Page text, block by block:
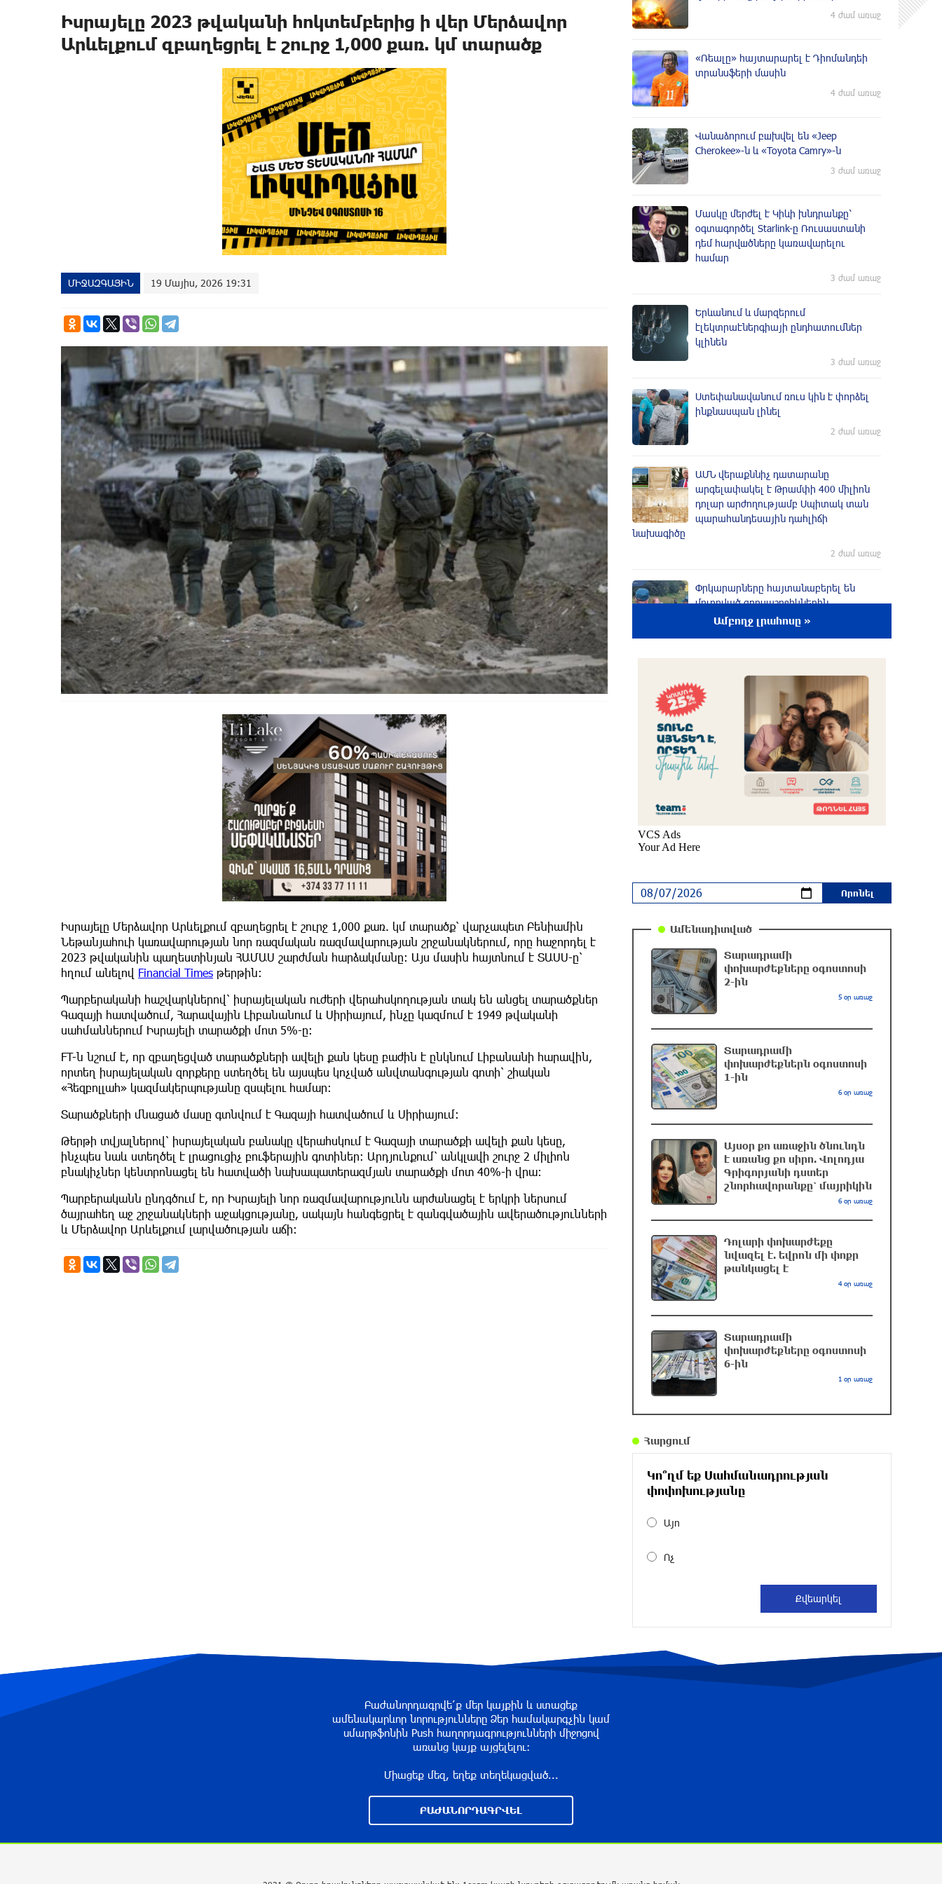
Իսրայելը 2023 թվականի հոկտեմբերից ի վեր Մերձավոր
Արևելքում զբաղեցրել է շուրջ 1,000 քառ. կմ տարածք
ՄԻՋԱԶԳԱՅԻՆ 19 Մայիս, 2026 19:31
Իսրայելը Մերձավոր Արևելքում զբաղեցրել է շուրջ 1,000 քառ. կմ տարածք՝ վարչապետ Բենիամին
Նեթանյահուի կառավարության նոր ռազմական ռազմավարության շրջանակներում, որը հաջորդել է
2023 թվականին պաղեստինյան ՀԱՄԱՍ շարժման հարձակմանը։ Այս մասին հայտնում է ՏԱՍՍ-ը՝
հղում անելով Financial Times թերթին։
Պարբերականի հաշվարկներով՝ իսրայելական ուժերի վերահսկողության տակ են անցել տարածքներ
Գազայի հատվածում, Հարավային Լիբանանում և Սիրիայում, ինչը կազմում է 1949 թվականի
սահմաններում Իսրայելի տարածքի մոտ 5%-ը։
FT-ն նշում է, որ զբաղեցված տարածքների ավելի քան կեսը բաժին է ընկնում Լիբանանի հարավին,
որտեղ իսրայելական զորքերը ստեղծել են այսպես կոչված անվտանգության գոտի՝ շիական
«Հեզբոլլահ» կազմակերպությանը զսպելու համար։
Տարածքների մնացած մասը գտնվում է Գազայի հատվածում և Սիրիայում։
Թերթի տվյալներով՝ իսրայելական բանակը վերահսկում է Գազայի տարածքի ավելի քան կեսը,
ինչպես նաև ստեղծել է լրացուցիչ բուֆերային գոտիներ։ Արդյունքում՝ անկլավի շուրջ 2 միլիոն
բնակիչներ կենտրոնացել են հատվածի նախապատերազմյան տարածքի մոտ 40%-ի վրա։
Պարբերականն ընդգծում է, որ Իսրայելի նոր ռազմավարությունն արժանացել է երկրի ներսում
ծայրահեղ աջ շրջանակների աջակցությանը, սակայն հանգեցրել է զանգվածային ավերածությունների
և Մերձավոր Արևելքում լարվածության աճի։
4 ժամ առաջ
«Ռեալը» հայտարարել է Դիոմանդեի
տրանսֆերի մասին
4 ժամ առաջ
Վանաձորում բшխվել են «Jeep
Cherokee»-ն և «Toyota Camry»-ն
3 ժամ առաջ
Մասկը մերժել է Կիևի խնդրանքը՝
օգտագործել Starlink-ը Ռուսաստանի
դեմ հարվшծները կառավարելու
համար
3 ժամ առաջ
Երևանում և մարզերում
էլեկտրաէներգիայի ընդհատումներ
կլինեն
3 ժամ առաջ
Ստեփանավանում ռուս կին է փորձել
ինքնասպան լինել
2 ժամ առաջ
ԱՄՆ վերաքննիչ դատարանը
արգելափակել է Թրամփի 400 միլիոն
դոլար արժողությամբ Սպիտակ տան
պարահանդեսային դահլիճի
նախագիծը
2 ժամ առաջ
Փրկարարները հայտանաբերել են
մոլորված զբոսաշրջիկներին
մեկում պայթյունի հետևանքով 55-
ամյա տղամարդը այրվածքներով
տեղափոխվել է «Այրվածքաբանության
ազգային կենտրոն»
մեկ ժամ առաջ
Սլովակիայի արևելքում արտակարգ
դրություն է հայտարարվել շոգի
մեկ ժամ առաջ
մարզիչը կգլխավորի Ղազախստանի
հավաքականը
Թրամփը ասել է, որ
ընտրություններում
6 րոպե առաջ
Թուրքական ապրանքանիշը
39 րոպե առաջ
Դանակահարություն՝ Մասիսի
գազալցակայաններից մեկի մոտ.
կասկածյալը ձերբակալվել է
Սև ծովում բեռնափոխադրումների
արժեքը կտրուկ աճել է․ ինչ
ազդեցություն կունենա այն
Հայաստանի վրա
Բելառուսում պակասում է ԽՍՀՄ
ժամանակների կառավարման
համակարգը․ Լուկաշենկո
2 ժամ առաջ
Բրյանսկում ուժգին պայթյուն է տեղի
Ամբողջ լրահոսը »
Ամենադիտված
Տարադրամի
փոխարժեքները օգոստոսի
2-ին
5 օր առաջ
Տարադրամի
փոխարժեքներն օգոստոսի
1-ին
6 օր առաջ
Այսօր քո առաջին ծնունդն
է առանց քո սիրո. Վոլոդյա
Գրիգորյանի դստեր
շնորհավորանքը՝ մայրիկին
6 օր առաջ
Դոլարի փոխարժեքը
նվազել է. եվրոն մի փոքր
թանկացել է
4 օր առաջ
Տարադրամի
փոխարժեքները օգոստոսի
6-ին
1 օր առաջ
Հարցում
Կո՞ղմ եք Սահմանադրության
փոփոխությանը
Այո
Ոչ
Բաժանորդագրվե՛ք մեր կայքին և ստացեք
ամենակարևոր նորությունները Ձեր համակարգչին կամ
սմարթֆոնին Push հաղորդագրությունների միջոցով
առանց կայք այցելելու։
Միացեք մեզ, եղեք տեղեկացված...
ԲԱԺԱՆՈՐԴԱԳՐՎԵԼ